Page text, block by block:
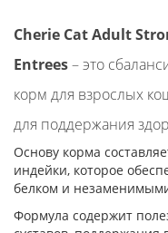
Cherie Cat Adult
Entrees– это
корм для взрослых
для поддержания
Основу корма
индейки, которое
белком и
Формула содержит